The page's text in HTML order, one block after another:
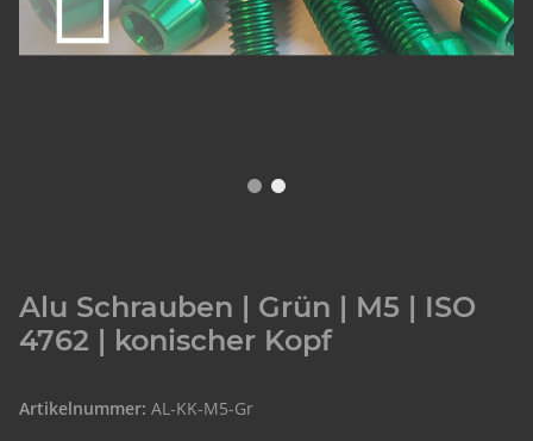
Alu Schrauben | Grün | M5 | ISO
4762 | konischer Kopf
Artikelnummer: AL-KK-M5-Gr